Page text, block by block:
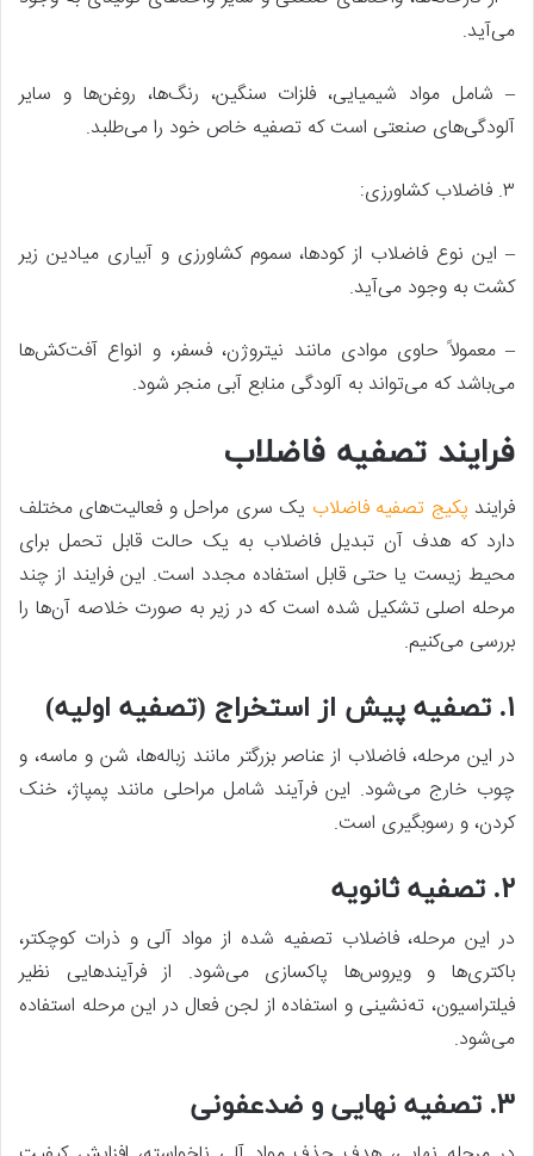
می‌آید.
– شامل مواد شیمیایی، فلزات سنگین، رنگ‌ها، روغن‌ها و سایر
آلودگی‌های صنعتی است که تصفیه خاص خود را می‌طلبد.
۳. فاضلاب کشاورزی:
– این نوع فاضلاب از کودها، سموم کشاورزی و آبیاری میادین زیر
کشت به وجود می‌آید.
– معمولاً حاوی موادی مانند نیتروژن، فسفر، و انواع آفت‌کش‌ها
می‌باشد که می‌تواند به آلودگی منابع آبی منجر شود.
فرایند تصفیه فاضلاب
فرایند پکیج تصفیه فاضلاب یک سری مراحل و فعالیت‌های مختلف
دارد که هدف آن تبدیل فاضلاب به یک حالت قابل تحمل برای
محیط زیست یا حتی قابل استفاده مجدد است. این فرایند از چند
مرحله اصلی تشکیل شده است که در زیر به صورت خلاصه آن‌ها را
بررسی می‌کنیم.
۱. تصفیه پیش از استخراج (تصفیه اولیه)
در این مرحله، فاضلاب از عناصر بزرگتر مانند زباله‌ها، شن و ماسه، و
چوب خارج می‌شود. این فرآیند شامل مراحلی مانند پمپاژ، خنک
کردن، و رسوبگیری است.
۲. تصفیه ثانویه
در این مرحله، فاضلاب تصفیه شده از مواد آلی و ذرات کوچکتر،
باکتری‌ها و ویروس‌ها پاکسازی می‌شود. از فرآیندهایی نظیر
فیلتراسیون، ته‌نشینی و استفاده از لجن فعال در این مرحله استفاده
می‌شود.
۳. تصفیه نهایی و ضدعفونی